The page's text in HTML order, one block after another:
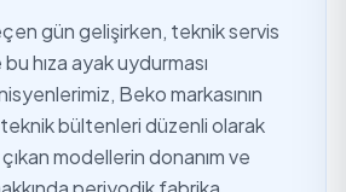
gün gelişirken, teknik servis
hıza ayak uydurması
Beko markasının
teknik bültenleri düzenli olarak
modellerin donanım ve